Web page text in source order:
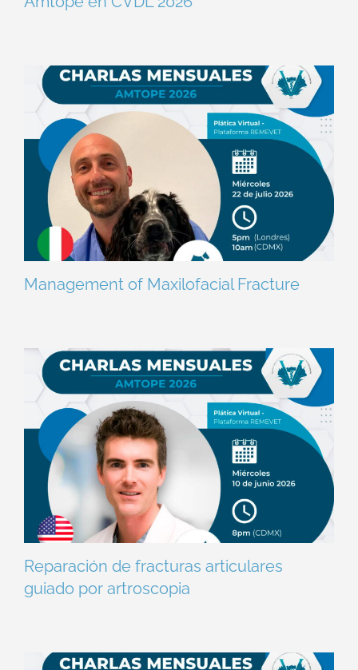
Management of Maxilofacial Fracture
Reparación de fracturas articulares
guiado por artroscopia